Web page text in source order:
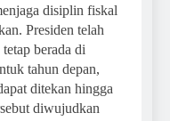
disiplin fiskal
Presiden telah
berada di
tahun depan,
ditekan hingga
diwujudkan